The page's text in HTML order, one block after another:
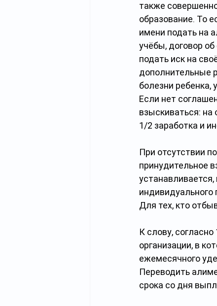
также
образование. То
имени подать на
учёбы, договор
подать иск на
дополнительные
болезни ребенка,
Если нет
взыскиваться: на
1/2 заработка и
При отсутствии
принудительное
индивидуального
Для тех, кто
К слову, согласно
организации, в
ежемесячного
Переводить
срока со дня